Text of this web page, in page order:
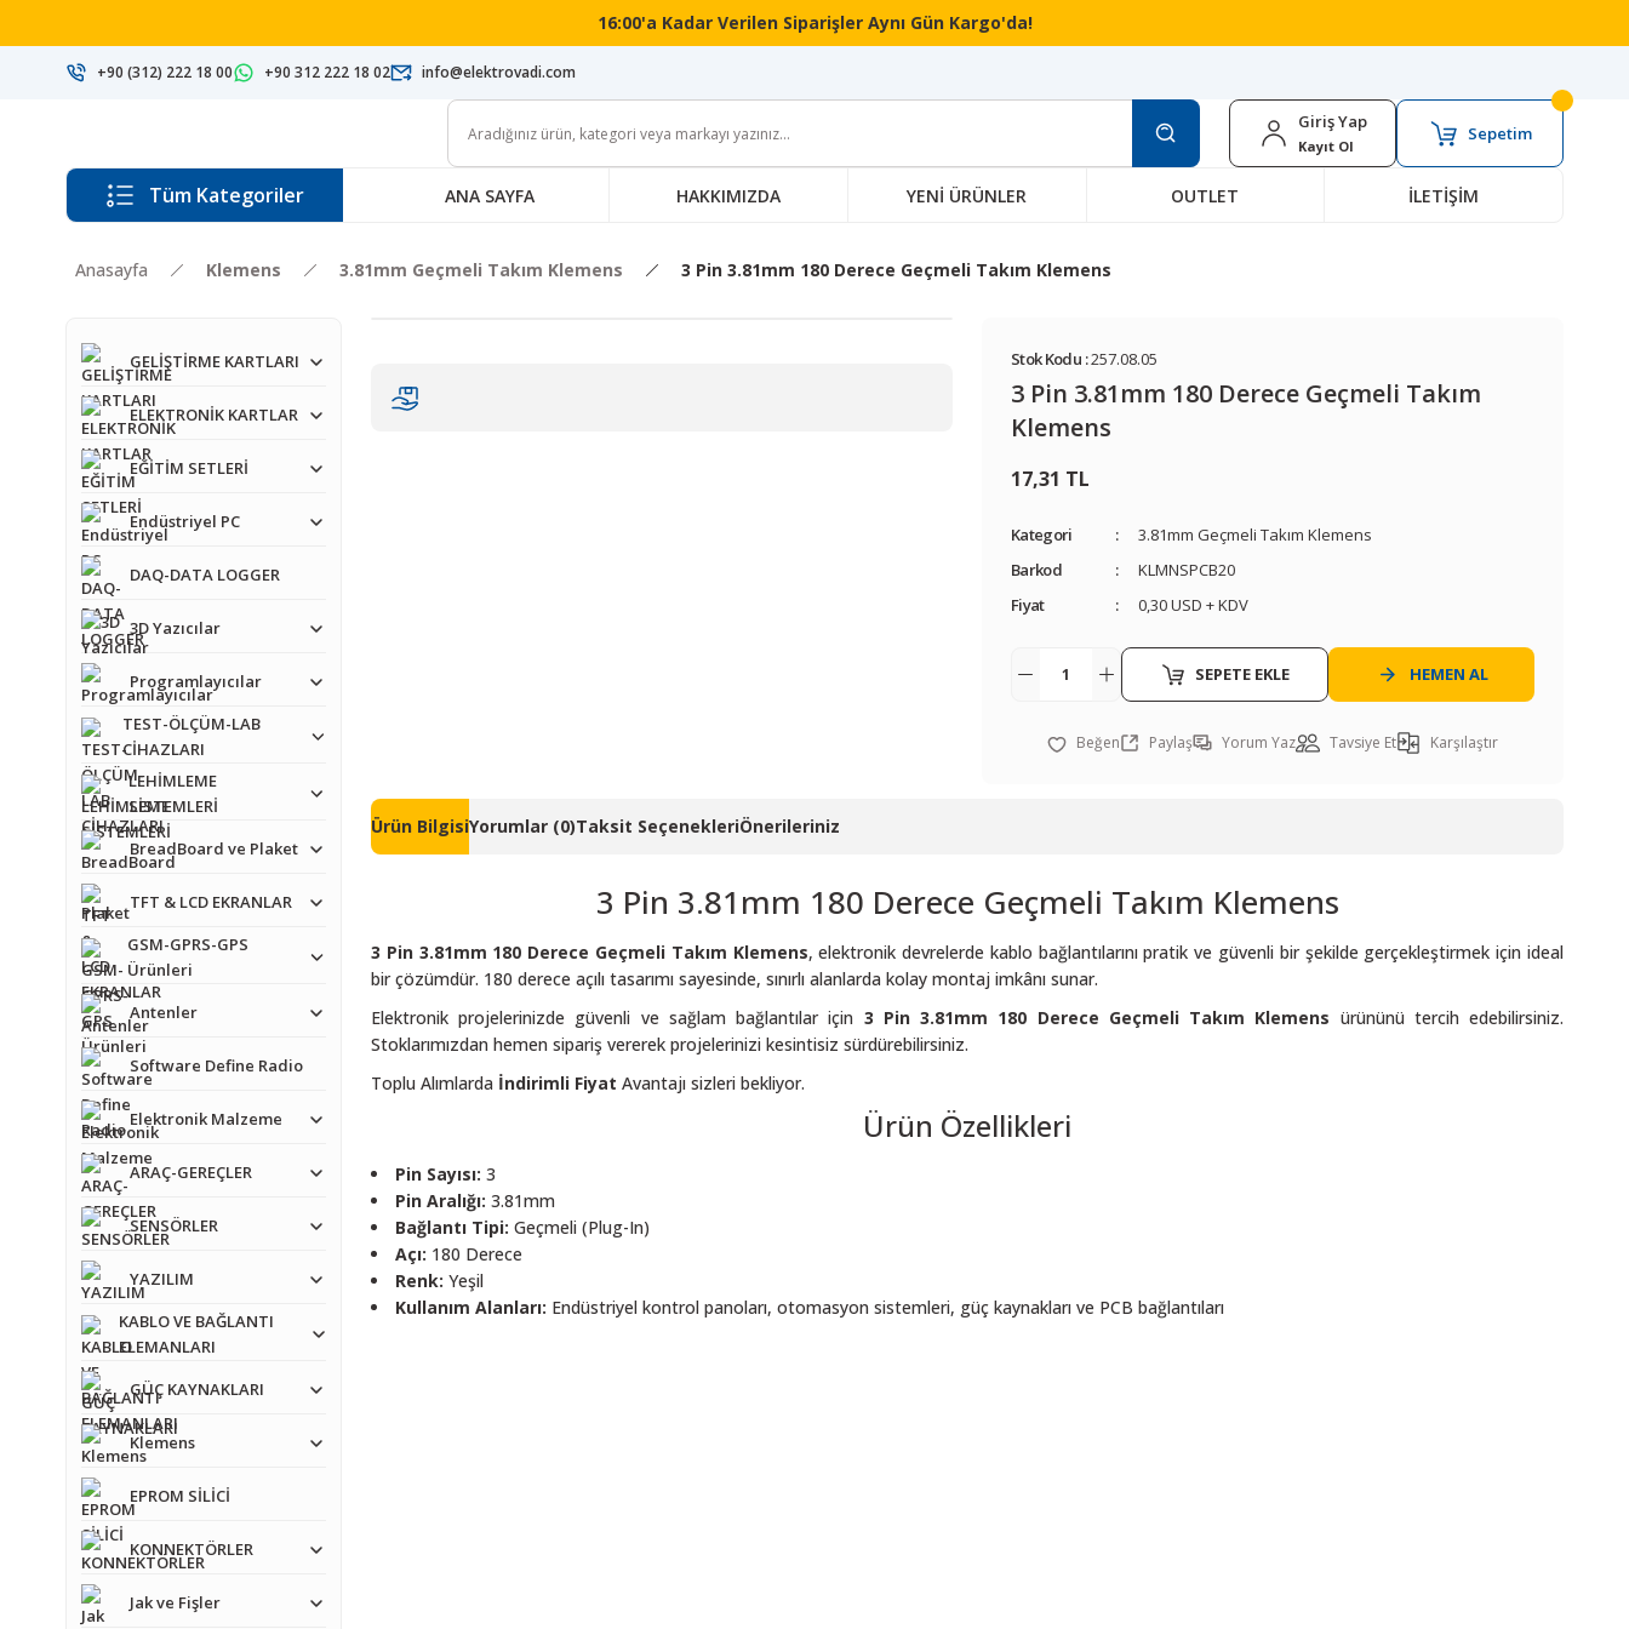
16:00'a Kadar Verilen Siparişler Aynı Gün Kargo'da!
+90 (312) 222 18 00 +90 312 222 18 02 info@elektrovadi.com
Giriş Yap
Kayıt Ol
Sepetim
Tüm Kategoriler ANA SAYFA HAKKIMIZDA YENİ ÜRÜNLER OUTLET İLETİŞİM
Anasayfa Klemens 3.81mm Geçmeli Takım Klemens 3 Pin 3.81mm 180 Derece Geçmeli Takım Klemens
GELİŞTİRME KARTLARI
ELEKTRONİK KARTLAR
EĞİTİM SETLERİ
Endüstriyel PC
DAQ-DATA LOGGER
3D Yazıcılar
Programlayıcılar
TEST-ÖLÇÜM-LAB
CİHAZLARI
LEHİMLEME
SİSTEMLERİ
BreadBoard ve Plaket
TFT & LCD EKRANLAR
GSM-GPRS-GPS
Ürünleri
Antenler
Software Define Radio
Elektronik Malzeme
ARAÇ-GEREÇLER
SENSÖRLER
YAZILIM
KABLO VE BAĞLANTI
ELEMANLARI
GÜÇ KAYNAKLARI
Klemens
EPROM SİLİCİ
KONNEKTÖRLER
Jak ve Fişler
Stok Kodu :257.08.05
3 Pin 3.81mm 180 Derece Geçmeli Takım
Klemens
17,31 TL
Kategori
3.81mm Geçmeli Takım Klemens
Barkod
KLMNSPCB20
Fiyat
0,30 USD + KDV
SEPETE EKLE HEMEN AL
Paylaş Yorum Yaz Tavsiye Et Karşılaştır
Ürün BilgisiYorumlar (0)Taksit SeçenekleriÖnerileriniz
3 Pin 3.81mm 180 Derece Geçmeli Takım Klemens
3 Pin 3.81mm 180 Derece Geçmeli Takım Klemens, elektronik devrelerde kablo bağlantılarını pratik ve güvenli bir şekilde gerçekleştirmek için ideal
bir çözümdür. 180 derece açılı tasarımı sayesinde, sınırlı alanlarda kolay montaj imkânı sunar.
Elektronik projelerinizde güvenli ve sağlam bağlantılar için 3 Pin 3.81mm 180 Derece Geçmeli Takım Klemens ürününü tercih edebilirsiniz.
Stoklarımızdan hemen sipariş vererek projelerinizi kesintisiz sürdürebilirsiniz.
Toplu Alımlarda İndirimli Fiyat Avantajı sizleri bekliyor.
Ürün Özellikleri
Pin Sayısı: 3
Pin Aralığı: 3.81mm
Bağlantı Tipi: Geçmeli (Plug-In)
Açı: 180 Derece
Renk: Yeşil
Kullanım Alanları: Endüstriyel kontrol panoları, otomasyon sistemleri, güç kaynakları ve PCB bağlantıları